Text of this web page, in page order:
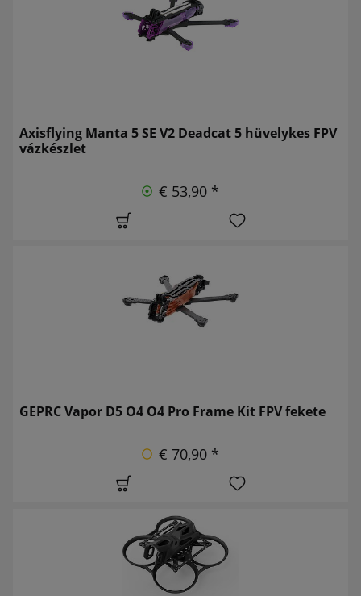
Axisflying Manta 5 SE V2 Deadcat 5 hüvelykes FPV
vázkészlet
€ 53,90 *
GEPRC Vapor D5 O4 O4 Pro Frame Kit FPV fekete
€ 70,90 *